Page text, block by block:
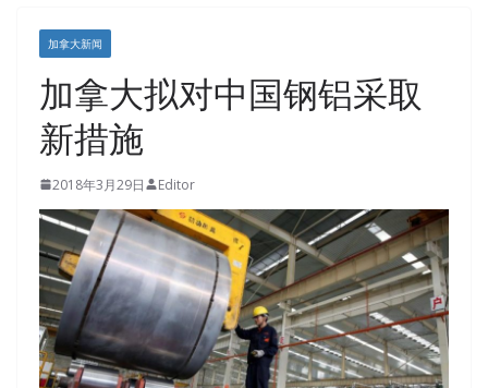
加拿大新闻
加拿大拟对中国钢铝采取
新措施
2018年3月29日 Editor